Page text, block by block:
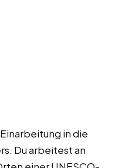
in die
Du arbeitest an